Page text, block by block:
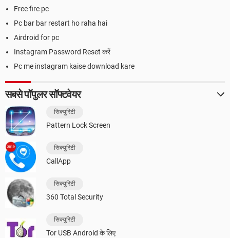
Free fire pc
Pc bar bar restart ho raha hai
Airdroid for pc
Instagram Password Reset करें
Pc me instagram kaise download kare
सबसे पॉपुलर सॉफ्टवेयर
सिक्युरिटी
Pattern Lock Screen
सिक्युरिटी
CallApp
सिक्युरिटी
360 Total Security
सिक्युरिटी
Tor USB Android के लिए